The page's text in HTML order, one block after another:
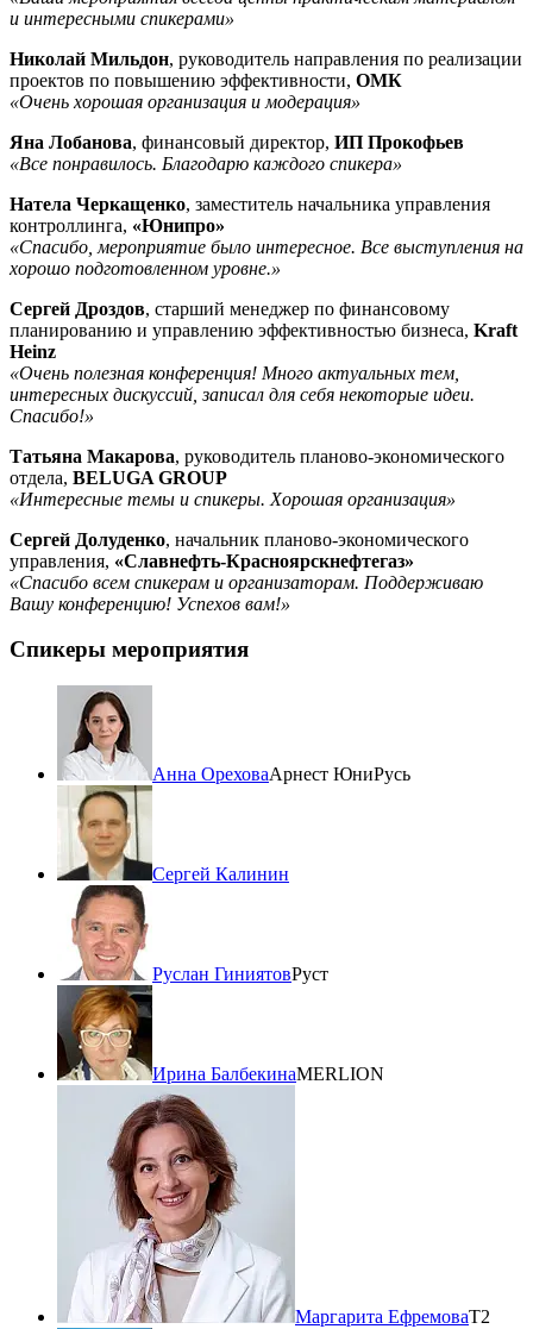
и интересными спикерами»
Николай Мильдон, руководитель направления по реализации
проектов по повышению эффективности, ОМК
«Очень хорошая организация и модерация»
Яна Лобанова, финансовый директор, ИП Прокофьев
«Все понравилось. Благодарю каждого спикера»
Натела Черкащенко, заместитель начальника управления
контроллинга, «Юнипро»
«Спасибо, мероприятие было интересное. Все выступления на
хорошо подготовленном уровне.»
Сергей Дроздов, старший менеджер по финансовому
планированию и управлению эффективностью бизнеса, Kraft
Heinz
«Очень полезная конференция! Много актуальных тем,
интересных дискуссий, записал для себя некоторые идеи.
Спасибо!»
Татьяна Макарова, руководитель планово-экономического
отдела, BELUGA GROUP
«Интересные темы и спикеры. Хорошая организация»
Сергей Долуденко, начальник планово-экономического
управления, «Славнефть-Красноярскнефтегаз»
«Спасибо всем спикерам и организаторам. Поддерживаю
Вашу конференцию! Успехов вам!»
Спикеры мероприятия
Анна ОреховаАрнест ЮниРусь
Сергей Калинин
Руслан ГиниятовРуст
Ирина БалбекинаMERLION
Маргарита ЕфремоваТ2